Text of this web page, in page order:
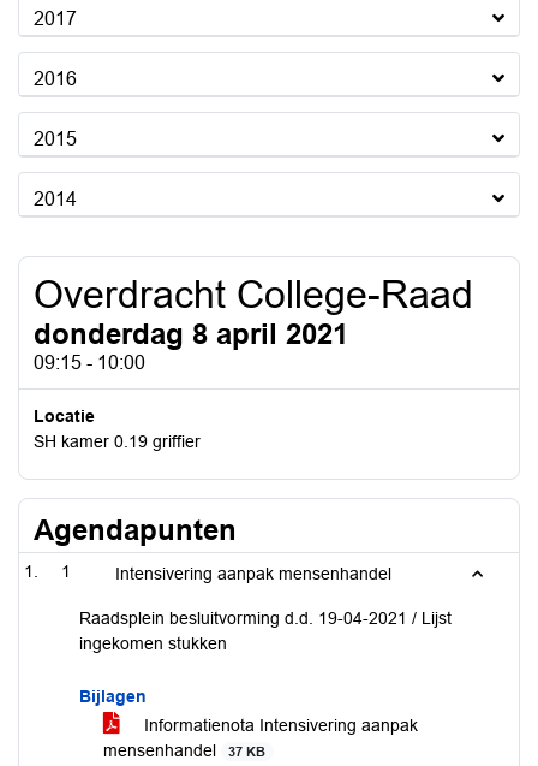
2017
2016
2015
2014
Overdracht College-Raad
donderdag 8 april 2021
09:15 - 10:00
Locatie
SH kamer 0.19 griffier
Agendapunten
1 Intensivering aanpak mensenhandel
Raadsplein besluitvorming d.d. 19-04-2021 / Lijst
ingekomen stukken
Bijlagen
Informatienota Intensivering aanpak
mensenhandel
37 KB